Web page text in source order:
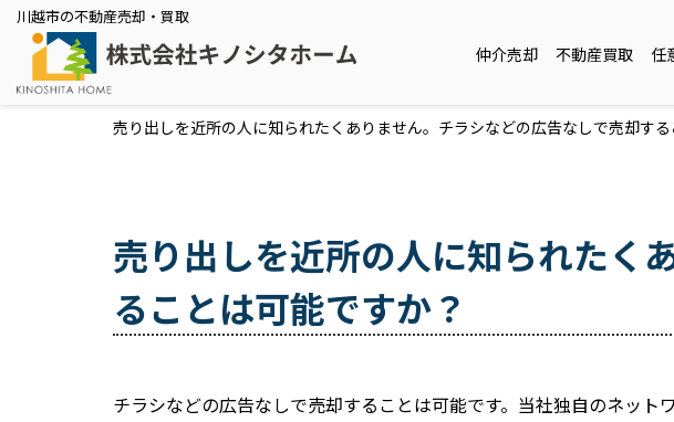
川越市の不動産売却・買取
仲介売却 不動産買取 任
売り出しを近所の人に知られたくありません。チラシなどの広告なしで売却す
売り出しを近所の人に知られたく
ることは可能ですか？
チラシなどの広告なしで売却することは可能です。当社独自のネッ